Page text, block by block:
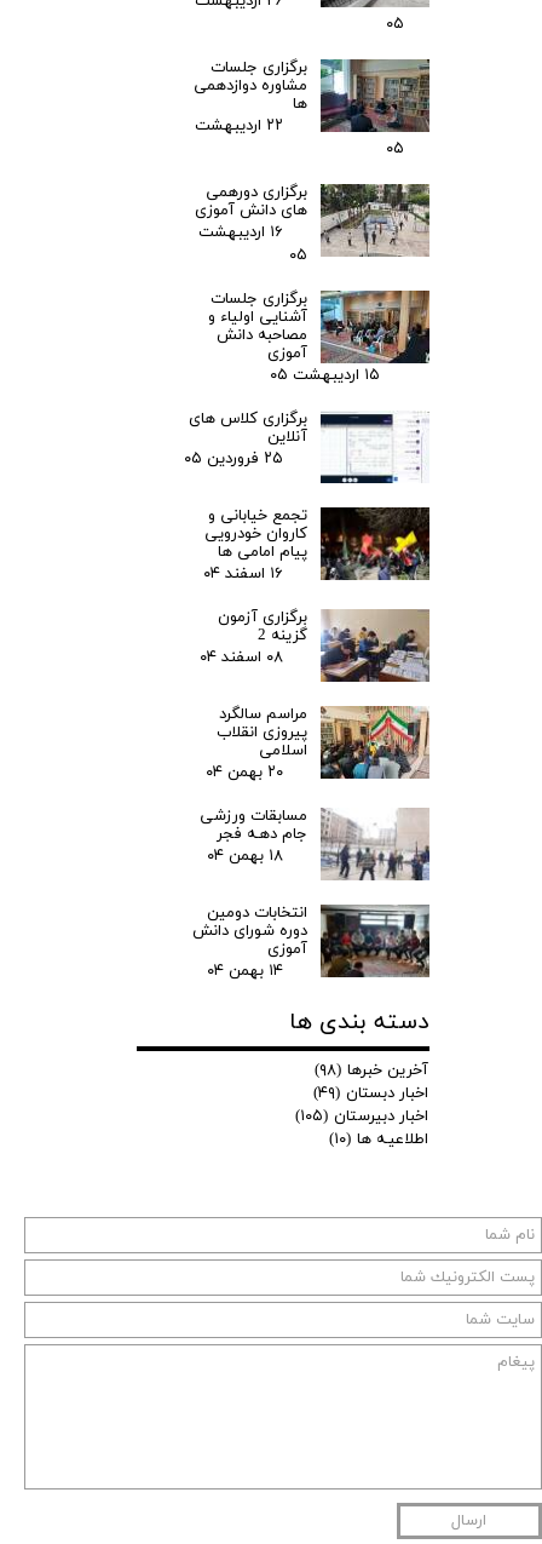
ارسال
۰۵
برگزاری جلسات
مشاوره دوازدهمی
ها
۲۲ اردیبهشت
۰۵
برگزاری دورهمی
های دانش آموزی
۱۶ اردیبهشت
۰۵
برگزاری جلسات
آشنایی اولیاء و
مصاحبه دانش
آموزی
۱۵ اردیبهشت ۰۵
برگزاری کلاس های
آنلاین
۲۵ فروردین ۰۵
تجمع خیابانی و
کاروان خودرویی
پیام امامی ها
۱۶ اسفند ۰۴
برگزاری آزمون
گزینه 2
۰۸ اسفند ۰۴
مراسم سالگرد
پیروزی انقلاب
اسلامی
۲۰ بهمن ۰۴
مسابقات ورزشی
جام دهـه فجر
۱۸ بهمن ۰۴
انتخابات دومین
دوره شورای دانش
آموزی
۱۴ بهمن ۰۴
دسته بندی ها
آخرین خبرها (۹۸)
اخبار دبستان (۴۹)
اخبار دبیرستان (۱۰۵)
اطلاعیـه ها (۱۰)